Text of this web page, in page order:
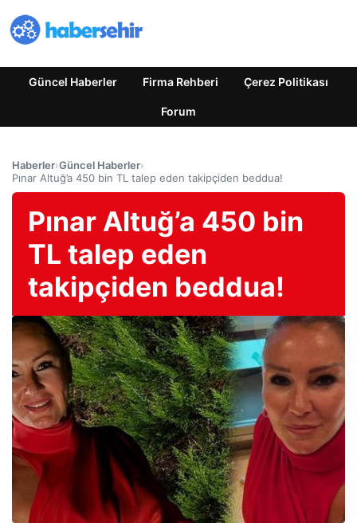
Güncel Haberler Firma Rehberi Çerez Politikası
Forum
Haberler›Güncel Haberler›
Pınar Altuğ’a 450 bin TL talep eden takipçiden beddua!
Pınar Altuğ’a 450 bin
TL talep eden
takipçiden beddua!